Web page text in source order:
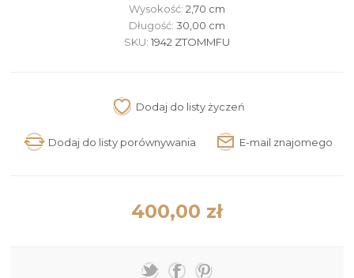
Wysokość: 2,70 cm
Długość: 30,00 cm
SKU: 1942 ZTOMMFU
400,00 zł